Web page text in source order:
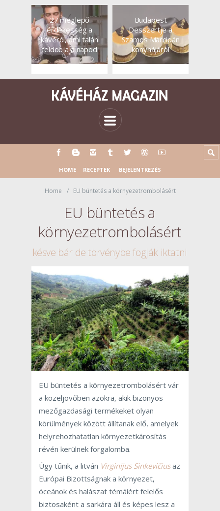
27 meglepő
érdekesség a
kávéról, ami talán
feldobja a napod
Budapest
Desszertje a
Szamos Marcipán
konyhájáról
HOME RECEPTEK BEJELENTKEZÉS
Home EU büntetés a környezetrombolásért
EU büntetés a
környezetrombolásért
késve bár de törvénybe fogják iktatni
EU büntetés a környezetrombolásért vár
a közeljövőben azokra, akik bizonyos
mezőgazdasági termékeket olyan
körülmények között állítanak elő, amelyek
helyrehozhatatlan környezetkárosítás
révén kerülnek forgalomba.
Úgy tűnik, a litván Virginijus Sinkevičiusaz
Európai Bizottságnak a környezet,
óceánok és halászat témáiért felelős
biztosaként a sarkára áll és képes lesz a